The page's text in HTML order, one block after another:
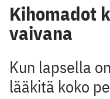
Kihomadot
vaivana
Kun lapsella
lääkitä koko